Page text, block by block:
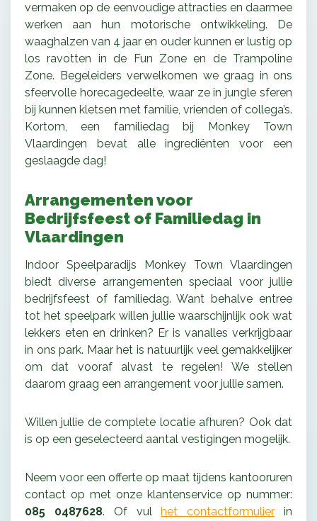
vermaken op de eenvoudige attracties en daarmee
werken aan hun motorische ontwikkeling. De
waaghalzen van 4 jaar en ouder kunnen er lustig op
los ravotten in de Fun Zone en de Trampoline
Zone. Begeleiders verwelkomen we graag in ons
sfeervolle horecagedeelte, waar ze in jungle sferen
bij kunnen kletsen met familie, vrienden of collega’s.
Kortom, een familiedag bij Monkey Town
Vlaardingen bevat alle ingrediënten voor een
geslaagde dag!
Arrangementen voor
Bedrijfsfeest of Familiedag in
Vlaardingen
Indoor Speelparadijs Monkey Town Vlaardingen
biedt diverse arrangementen speciaal voor jullie
bedrijfsfeest of familiedag. Want behalve entree
tot het speelpark willen jullie waarschijnlijk ook wat
lekkers eten en drinken? Er is vanalles verkrijgbaar
in ons park. Maar het is natuurlijk veel gemakkelijker
om dat vooraf alvast te regelen! We stellen
daarom graag een arrangement voor jullie samen.
Willen jullie de complete locatie afhuren? Ook dat
is op een geselecteerd aantal vestigingen mogelijk.
Neem voor een offerte op maat tijdens kantooruren
contact op met onze klantenservice op nummer:
085 0487628. Of vulhet contactformulier in